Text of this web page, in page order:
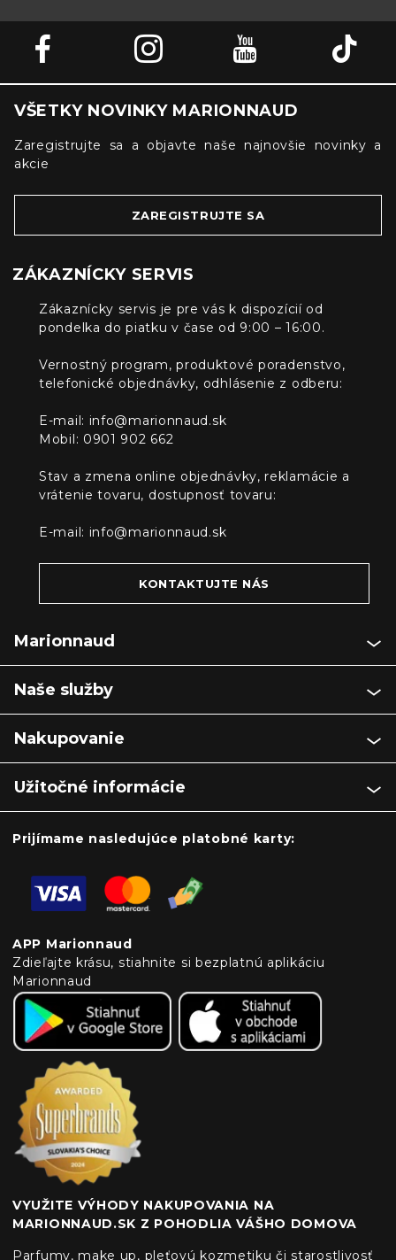
VŠETKY NOVINKY MARIONNAUD
Zaregistrujte sa a objavte naše najnovšie novinky a
akcie
ZAREGISTRUJTE SA
ZÁKAZNÍCKY SERVIS
Zákaznícky servis je pre vás k dispozícií od
pondelka do piatku v čase od 9:00 – 16:00.
Vernostný program, produktové poradenstvo,
telefonické objednávky, odhlásenie z odberu:
E-mail: info@marionnaud.sk
Mobil: 0901 902 662
Stav a zmena online objednávky, reklamácie a
vrátenie tovaru, dostupnosť tovaru:
E-mail: info@marionnaud.sk
KONTAKTUJTE NÁS
Marionnaud
Naše služby
Nakupovanie
Užitočné informácie
Prijímame nasledujúce platobné karty:
APP Marionnaud
Zdieľajte krásu, stiahnite si bezplatnú aplikáciu
Marionnaud
VYUŽITE VÝHODY NAKUPOVANIA NA
MARIONNAUD.SK Z POHODLIA VÁŠHO DOMOVA
Parfumy, make up, pleťovú kozmetiku či starostlivosť